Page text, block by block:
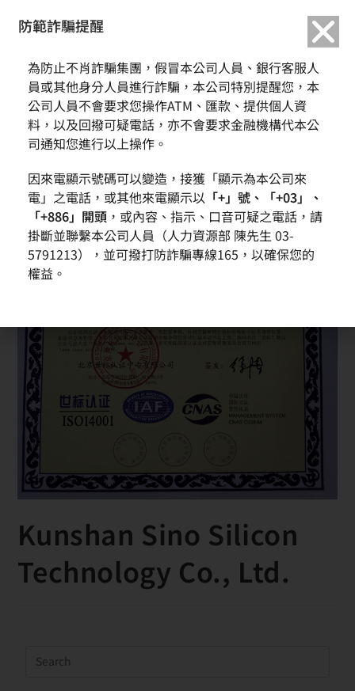
Kunshan Sino Silicon
Technology Co., Ltd.
防範詐騙提醒
為防止不肖詐騙集團，假冒本公司人員、銀行客服人
員或其他身分人員進行詐騙，本公司特別提醒您，本
公司人員不會要求您操作ATM、匯款、提供個人資
料，以及回撥可疑電話，亦不會要求金融機構代本公
司通知您進行以上操作。
因來電顯示號碼可以變造，接獲「顯示為本公司來
電」之電話，或其他來電顯示以 「+」號、「+03」、
「+886」開頭 ，或內容、指示、口音可疑之電話，請
掛斷並聯繫本公司人員（人力資源部 陳先生 03-
5791213），並可撥打防詐騙專線165，以確保您的
權益。